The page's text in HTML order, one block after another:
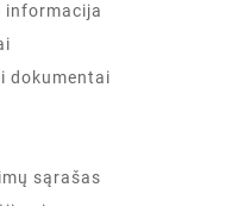
informacija
dokumentai
sąrašas